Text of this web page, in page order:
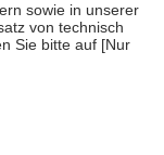
Bewertungen